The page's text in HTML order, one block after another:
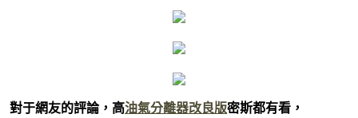
對于網友的評論，高油氣分離器改良版密斯都有看，